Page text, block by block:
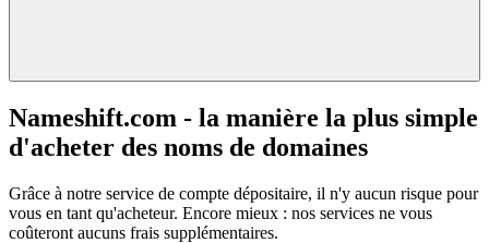
Nameshift.com - la manière la plus simple
d'acheter des noms de domaines
Grâce à notre service de compte dépositaire, il n'y aucun risque pour
vous en tant qu'acheteur. Encore mieux : nos services ne vous
coûteront aucuns frais supplémentaires.